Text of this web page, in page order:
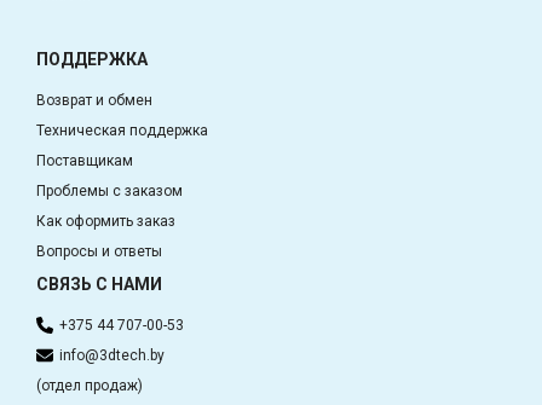
ПОДДЕРЖКА
Возврат и обмен
Техническая поддержка
Поставщикам
Проблемы с заказом
Как оформить заказ
Вопросы и ответы
СВЯЗЬ С НАМИ
+375 44 707-00-53
info@3dtech.by
(отдел продаж)